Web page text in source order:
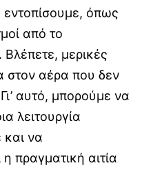
όπως
από το
Βλέπετε, μερικές
στον αέρα που δεν
αυτό, μπορούμε να
λειτουργία
και να
πραγματική αιτία